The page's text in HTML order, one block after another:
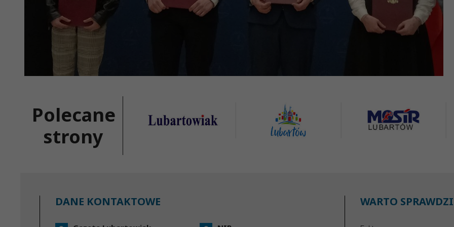
Polecane
strony
DANE KONTAKTOWE WARTO